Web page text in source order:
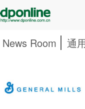
News Room 通